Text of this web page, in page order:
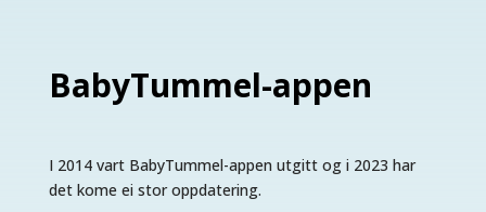
BabyTummel-appen
I 2014 vart BabyTummel-appen utgitt og i 2023 har
det kome ei stor oppdatering.